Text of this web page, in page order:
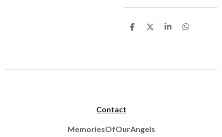
D
D
S
D
Contact
MemoriesOfOurAngels